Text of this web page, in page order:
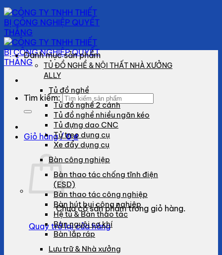
Tìm kiếm:
Giỏ hàng /0₫
Chưa có sản phẩm trong giỏ hàng.
Quay trở lại cửa hàng
Danh mục sản phẩm
TỦ ĐỒ NGHỀ & NỘI THẤT NHÀ XƯỞNG
ALLY
Tủ đồ nghề
Tủ đồ nghề 2 cánh
Tủ đồ nghề nhiều ngăn kéo
Tủ đựng dao CNC
Tủ treo dụng cụ
Xe đẩy dụng cụ
Bàn công nghiệp
Bàn thao tác chống tĩnh điện
(ESD)
Bàn thao tác công nghiệp
Bàn hút bụi công nghiệp
Hệ tủ & Bàn thao tác
Bàn nguội cơ khí
Bàn lắp ráp
Lưu trữ & Nhà xưởng